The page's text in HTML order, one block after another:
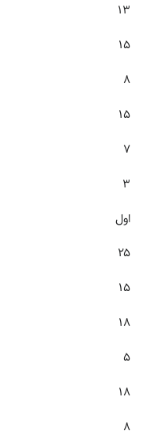
۱۳
۱۵
۸
۱۵
۷
۳
اول
۲۵
۱۵
۱۸
۵
۱۸
۸